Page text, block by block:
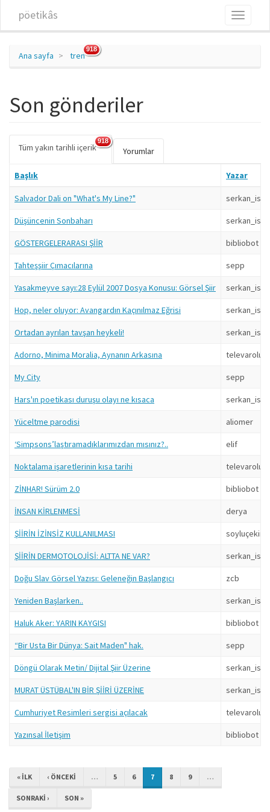
pöetikâs
Toggle
Ana sayfa tren
918
Son gönderiler
Birincil sekmeler
Tüm yakın tarihli içerik(etkin
918
Yorumlar
Başlık Yazar
Salvador Dali on "What's My Line?" serkan_isin
Düşüncenin Sonbaharı serkan_isin
GÖSTERGELERARASI ŞİİR bibliobot
Tahteşşiir Çımacılarına sepp
Yasakmeyve sayı:28 Eylül 2007 Dosya Konusu: Görsel Şiir serkan_isin
Hop, neler oluyor: Avangardın Kaçınılmaz Eğrisi serkan_isin
Ortadan ayrılan tavşan heykeli! serkan_isin
Adorno, Minima Moralia, Aynanın Arkasına televarolus
My City sepp
Hars'ın poetikası duruşu olayı ne kısaca serkan_isin
Yüceltme parodisi aliomer
‘Simpsons’laştıramadıklarımızdan mısınız?.. elif
Noktalama işaretlerinin kısa tarihi televarolus
ZİNHAR! Sürüm 2.0 bibliobot
İNSAN KİRLENMESİ derya
ŞİİRİN İZİNSİZ KULLANILMASI
ŞİİRİN DERMOTOLOJİSİ: ALTTA NE VAR? serkan_isin
Doğu Slav Görsel Yazısı: Geleneğin Başlangıcı zcb
Yeniden Başlarken.. serkan_isin
Haluk Aker: YARIN KAYGISI bibliobot
“Bir Usta Bir Dünya: Sait Maden" hak. sepp
Döngü Olarak Metin/ Dijital Şiir Üzerine serkan_isin
MURAT ÜSTÜBAL'IN BİR ŞİİRİ ÜZERİNE serkan_isin
Cumhuriyet Resimleri sergisi açılacak televarolus
Yazınsal İletişim bibliobot
« ILK ‹ ÖNCEKI … 5 6 7 8 9 …
SONRAKI › SON »